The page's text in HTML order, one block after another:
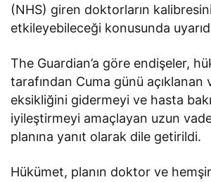
(NHS) giren doktorların
etkileyebileceği konusunda
The Guardian’a göre endişeler,
tarafından Cuma günü açıklanan
eksikliğini gidermeyi ve hasta
iyileştirmeyi amaçlayan uzun
planına yanıt olarak dile getirildi.
Hükümet, planın doktor ve